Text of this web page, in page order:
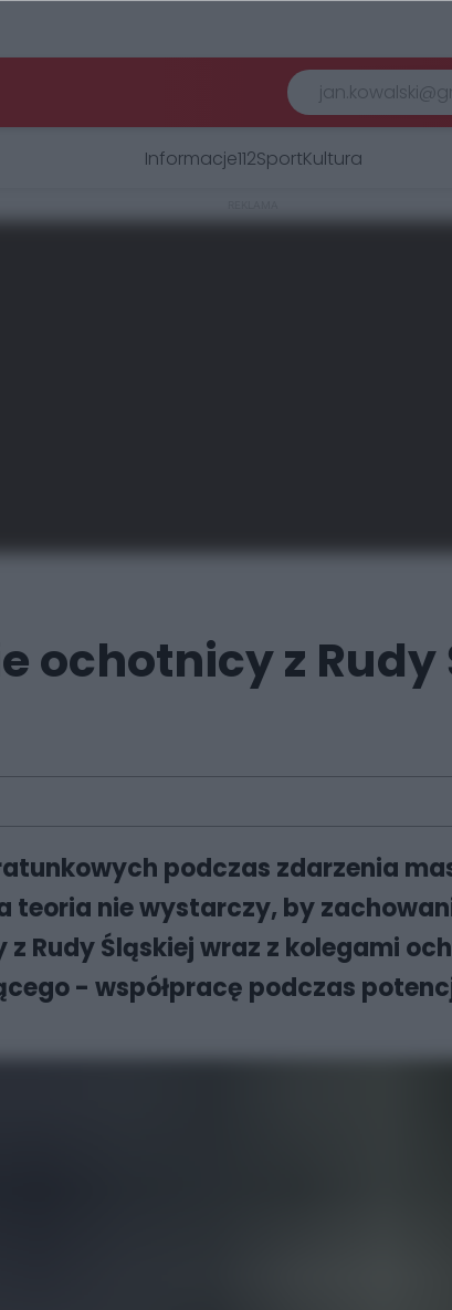
Informacje112SportKultura
ochotnicy z
podczas zdarzenia
teoria nie wystarczy, by
Rudy Śląskiej wraz z kolegami
- współpracę podczas